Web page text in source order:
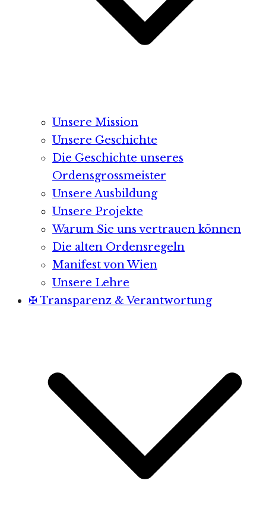
Unsere Mission
Unsere Geschichte
Die Geschichte unseres
Ordensgrossmeister
Unsere Ausbildung
Unsere Projekte
Warum Sie uns vertrauen können
Die alten Ordensregeln
Manifest von Wien
Unsere Lehre
✠ Transparenz & Verantwortung